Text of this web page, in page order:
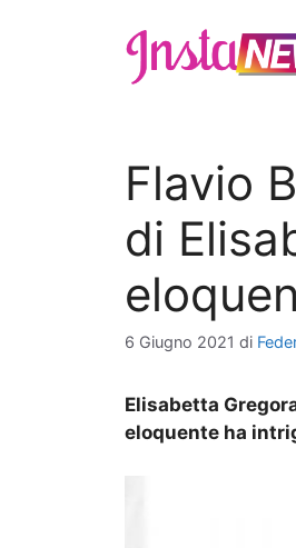
Flavio
di
6 Giugno 2021 di
Elisabetta
eloquente ha